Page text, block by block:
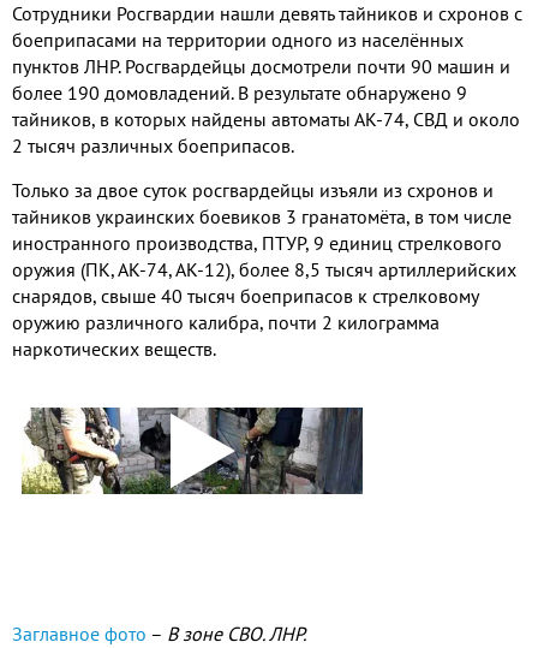
Сотрудники Росгвардии нашли девять тайников и схронов с
боеприпасами на территории одного из населённых
пунктов ЛНР. Росгвардейцы досмотрели почти 90 машин и
более 190 домовладений. В результате обнаружено 9
тайников, в которых найдены автоматы АК-74, СВД и около
2 тысяч различных боеприпасов.
Только за двое суток росгвардейцы изъяли из схронов и
тайников украинских боевиков 3 гранатомёта, в том числе
иностранного производства, ПТУР, 9 единиц стрелкового
оружия (ПК, АК-74, АК-12), более 8,5 тысяч артиллерийских
снарядов, свыше 40 тысяч боеприпасов к стрелковому
оружию различного калибра, почти 2 килограмма
наркотических веществ.
Заглавное фото – В зоне СВО. ЛНР.